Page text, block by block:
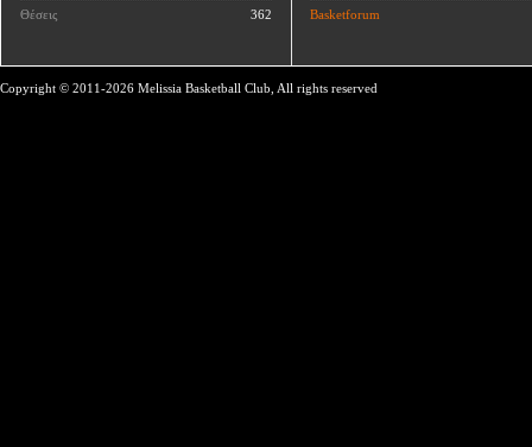
Θέσεις 362 Basketforum
Copyright © 2011-2026 Melissia Basketball Club, All rights reserved